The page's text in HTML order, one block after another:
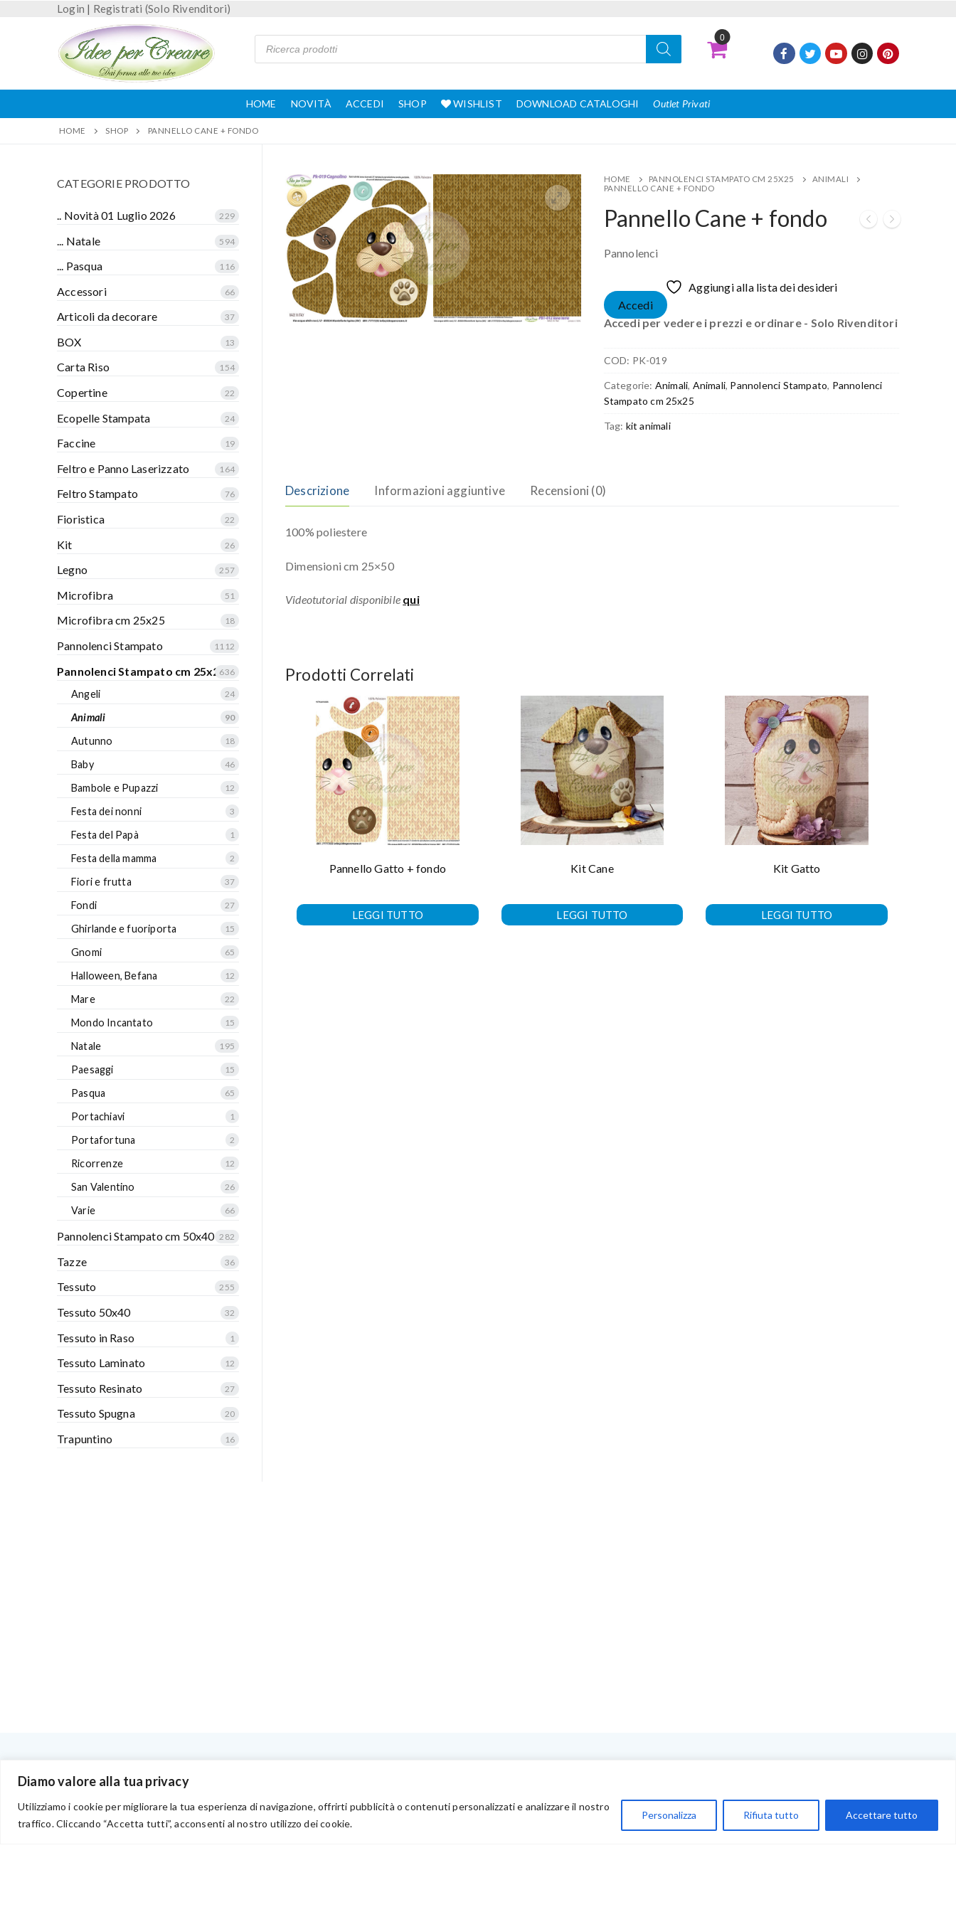
Diamo valore alla tua privacy
Utilizziamo i cookie per migliorare la tua esperienza di navigazione, offrirti pubblicità o contenuti personalizzati e analizzare il nostro
traffico. Cliccando “Accetta tutti”, acconsenti al nostro utilizzo dei cookie.
Personalizza Rifiuta tutto Accettare tutto
0
Login | Registrati (Solo Rivenditori)
HOME NOVITÀ ACCEDI SHOP WISHLIST DOWNLOAD CATALOGHI Outlet Privati
HOME SHOP PANNELLO CANE + FONDO
HOME PANNOLENCI STAMPATO CM 25X25
ANIMALI
PANNELLO CANE + FONDO
Pannello Cane + fondo
Pannolenci
Aggiungi alla lista dei desideri
Accedi
Accedi per vedere i prezzi e ordinare - Solo Rivenditori
COD: PK-019
Categorie: Animali, Animali, Pannolenci Stampato, Pannolenci
Stampato cm 25x25
Tag: kit animali
Descrizione Informazioni aggiuntive Recensioni (0)
100% poliestere
Dimensioni cm 25×50
Videotutorial disponibile qui
Prodotti Correlati
Pannello Gatto + fondo
LEGGI TUTTO
Kit Cane
LEGGI TUTTO
Kit Gatto
LEGGI TUTTO
CATEGORIE PRODOTTO
.. Novità 01 Luglio 2026 229
... Natale 594
... Pasqua 116
Accessori 66
Articoli da decorare 37
BOX 13
Carta Riso 154
Copertine 22
Ecopelle Stampata 24
Faccine 19
Feltro e Panno Laserizzato 164
Feltro Stampato 76
Fioristica 22
Kit 26
Legno 257
Microfibra 51
Microfibra cm 25x25 18
Pannolenci Stampato 1112
Pannolenci Stampato cm 25x25636
Angeli 24
Animali 90
Autunno 18
Baby 46
Bambole e Pupazzi 12
Festa dei nonni 3
Festa del Papà 1
Festa della mamma 2
Fiori e frutta 37
Fondi 27
Ghirlande e fuoriporta 15
Gnomi 65
Halloween, Befana 12
Mare 22
Mondo Incantato 15
Natale 195
Paesaggi 15
Pasqua 65
Portachiavi 1
Portafortuna 2
Ricorrenze 12
San Valentino 26
Varie 66
Pannolenci Stampato cm 50x40 282
Tazze 36
Tessuto 255
Tessuto 50x40 32
Tessuto in Raso 1
Tessuto Laminato 12
Tessuto Resinato 27
Tessuto Spugna 20
Trapuntino 16
Privacy
Chi Siamo
My Account
Carrello